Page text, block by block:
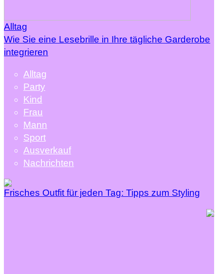
Alltag
Wie Sie eine Lesebrille in Ihre tägliche Garderobe
integrieren
Alltag
Party
Kind
Frau
Mann
Sport
Ausverkauf
Nachrichten
Frisches Outfit für jeden Tag: Tipps zum Styling